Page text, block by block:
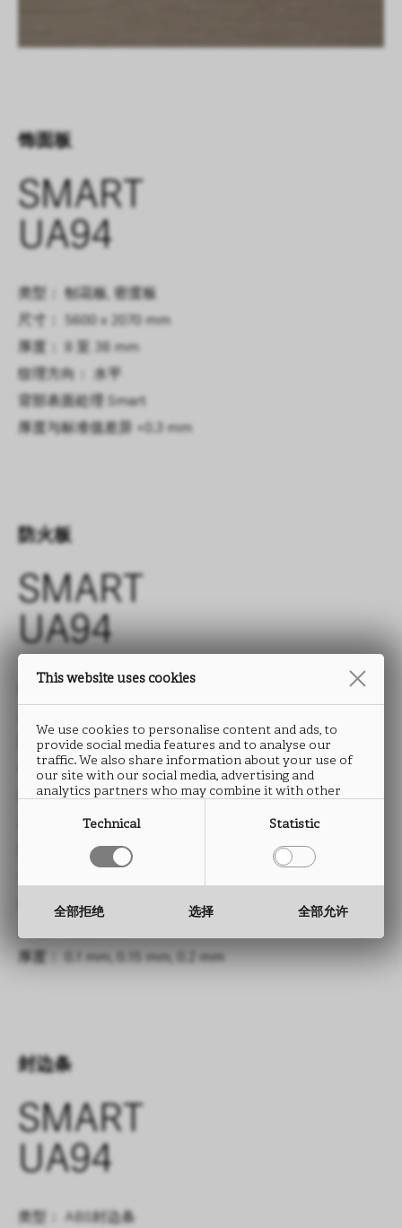
饰面板
SMART
UA94
类型： 刨花板, 密度板
尺寸： 5600 x 2070 mm
厚度： 8 至 38 mm
纹理方向： 水平
背部表面处理
Smart
厚度与标准值差异
+0.3 mm
防火板
SMART
UA94
厚度： 0.6 mm, 0.8 mm
类型： CPL连续层压板
尺寸： 1300 mm
厚度： 0.2 至 0.4 mm
类型： 超柔连续层压板
厚度： 0.1 mm, 0.15 mm, 0.2 mm
封边条
SMART
UA94
类型： ABS封边条
This website uses cookies
We use cookies to personalise content and ads, to
provide social media features and to analyse our
traffic. We also share information about your use of
our site with our social media, advertising and
analytics partners who may combine it with other
they have collected from your use of their services.
Technical Statistic
全部拒绝 选择 全部允许